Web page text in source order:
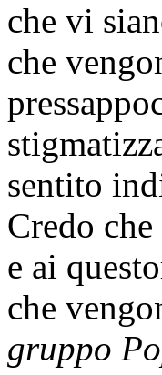
che vi
che
sentito
Credo
e ai
che
gruppo